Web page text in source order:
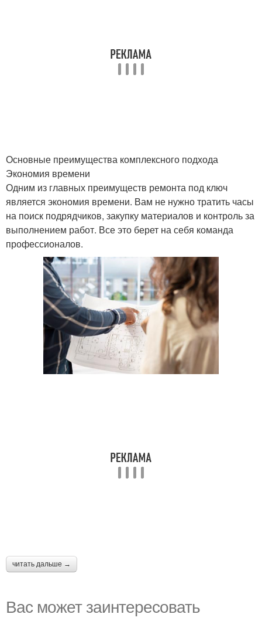
Основные преимущества комплексного подхода
Экономия времени
Одним из главных преимуществ ремонта под ключ
является экономия времени. Вам не нужно тратить часы
на поиск подрядчиков, закупку материалов и контроль за
выполнением работ. Все это берет на себя команда
профессионалов.
читать дальше →
Вас может заинтересовать